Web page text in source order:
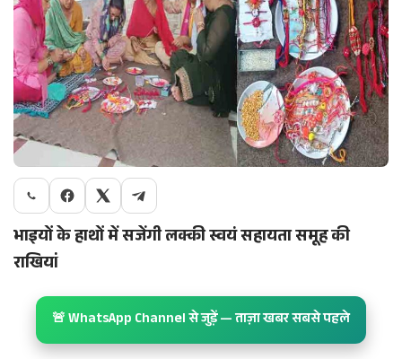
भाइयों के हाथों में सजेंगी लक्की स्वयं सहायता समूह की
राखियां
🚨 WhatsApp Channel से जुड़ें — ताज़ा खबर सबसे पहले